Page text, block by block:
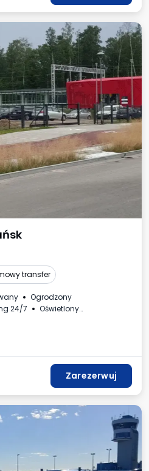
transfer
Ogrodzony
24/7
Oświetlony
Zarezerwuj